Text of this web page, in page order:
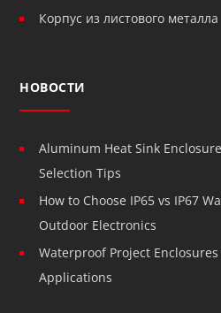
Корпус из листового металла
НОВОСТИ
Aluminum Heat Sink
Selection Tips
How to Choose IP65 vs IP67
Outdoor Electronics
Waterproof Project
Applications